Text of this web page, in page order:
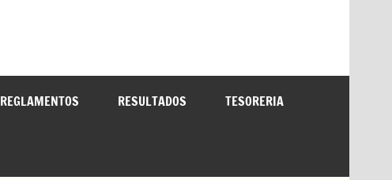
REGLAMENTOS RESULTADOS TESORERIA